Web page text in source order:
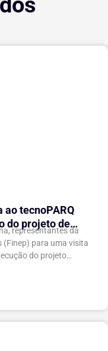
ao tecnoPARQ
do projeto de
representantes da
(Finep) para uma visita
do projeto